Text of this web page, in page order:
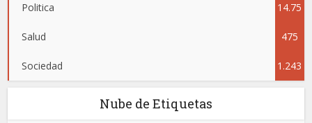
Politica 14.75
9
Salud 475
Sociedad 1.243
Nube de Etiquetas